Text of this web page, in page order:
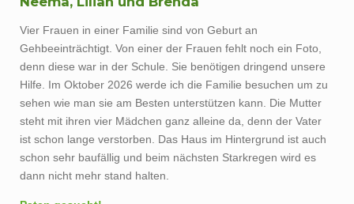
Gehbeeinträchtigt. Von einer der Frauen fehlt noch ein Foto,
denn diese war in der Schule. Sie benötigen dringend unsere
Hilfe. Im Oktober 2026 werde ich die Familie besuchen um zu
sehen wie man sie am Besten unterstützen kann. Die Mutter
steht mit ihren vier Mädchen ganz alleine da, denn der Vater
ist schon lange verstorben. Das Haus im Hintergrund ist auch
schon sehr baufällig und beim nächsten Starkregen wird es
dann nicht mehr stand halten.